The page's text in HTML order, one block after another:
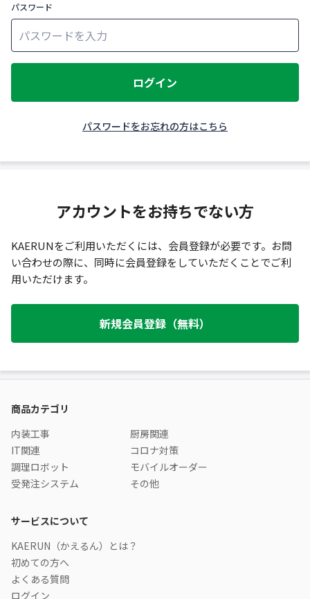
パスワード
ログイン
パスワードをお忘れの方はこちら
アカウントをお持ちでない方
KAERUNをご利用いただくには、会員登録が必要です。お問
い合わせの際に、同時に会員登録をしていただくことでご利
用いただけます。
新規会員登録（無料）
商品カテゴリ
内装工事
厨房関連
IT関連
コロナ対策
調理ロボット
モバイルオーダー
受発注システム
その他
サービスについて
KAERUN（かえるん）とは？
初めての方へ
よくある質問
ログイン